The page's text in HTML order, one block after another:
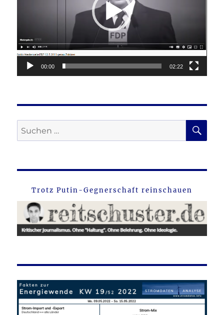
00:00 02:22
Suche
nach:
Trotz Putin-Gegnerschaft reinschauen